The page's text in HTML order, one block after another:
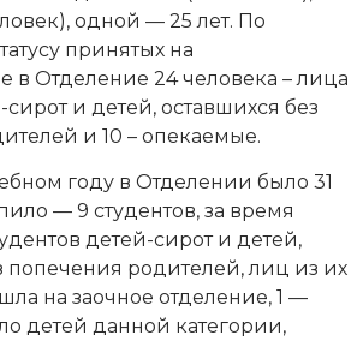
одной — 25 лет. По
принятых на
в Отделение 24 человека – лица
и детей, оставшихся без
и 10 – опекаемые.
году в Отделении было 31
— 9 студентов, за время
детей-сирот и детей,
попечения родителей, лиц из их
на заочное отделение, 1 —
детей данной категории,